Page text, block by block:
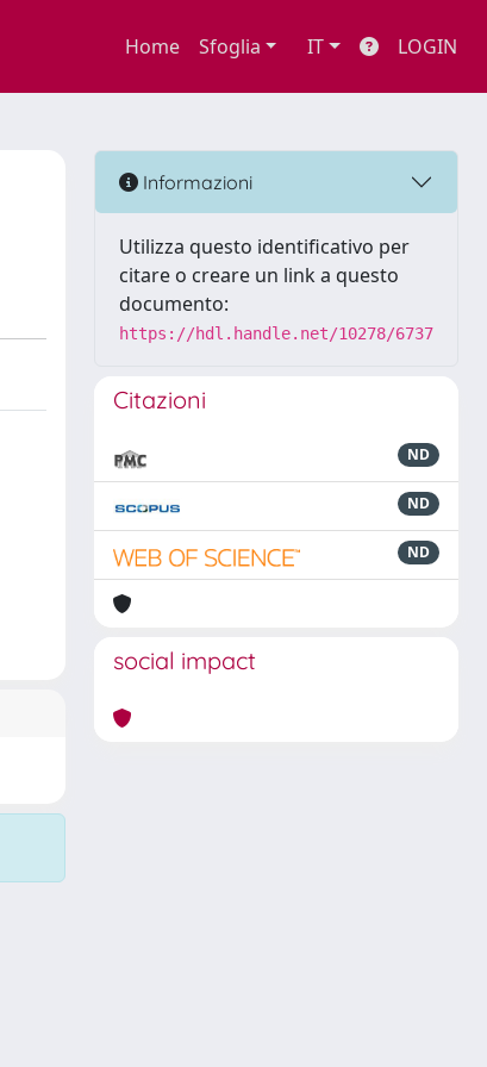
Home Sfoglia IT LOGIN
Informazioni
Utilizza questo identificativo per
citare o creare un link a questo
documento:
https://hdl.handle.net/10278/6737
Citazioni
ND
ND
ND
social impact